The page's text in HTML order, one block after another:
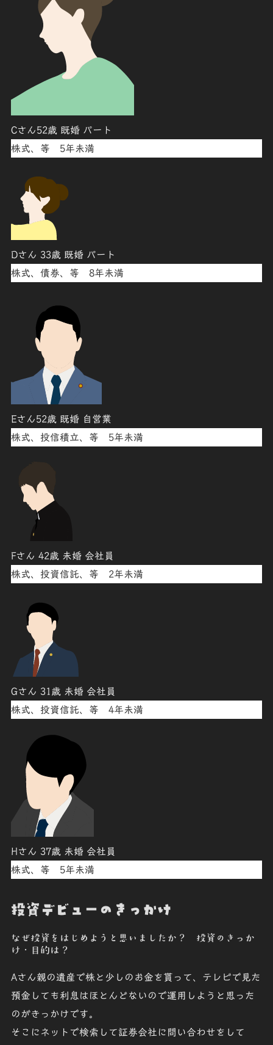
Cさん52歳 既婚 パート
株式、等 5年未満
Dさん 33歳 既婚 パート
株式、債券、等 8年未満
Eさん52歳 既婚 自営業
株式、投信積立、等 5年未満
Fさん 42歳 未婚 会社員
株式、投資信託、等 2年未満
Gさん 31歳 未婚 会社員
株式、投資信託、等 4年未満
Hさん 37歳 未婚 会社員
株式、等 5年未満
投資デビューのきっかけ
なぜ投資をはじめようと思いましたか？ 投資のきっか
け・目的は？
Aさん親の遺産で株と少しのお金を貰って、テレビで見た
預金しても利息はほとんどないので運用しようと思った
のがきっかけです。
そこにネットで検索して証券会社に問い合わせをして